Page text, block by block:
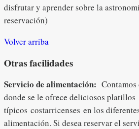
disfrutar y aprender sobre la
reservación)
Volver arriba
Otras facilidades
Servicio de alimentación:
donde se le ofrece deliciosos platillos
típicos costarricenses en los
alimentación. Si desea reservar el